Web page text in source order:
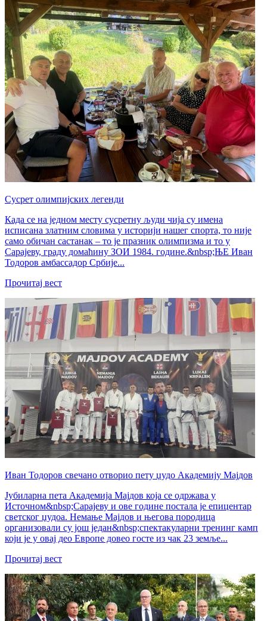
Сусрет олимпијских легенди
Када се на једном месту сусретну људи чија су имена
исписана златним словима у историји нашег спорта, то није
само обичан састанак – то је празник олимпизма и то у
Сарајеву, граду домаћину ЗОИ 1984. године.&nbsp;ЊЕ Иван
Тодоров амбассадор Србије...
Прочитај вест
Иван Тодоров свечано отворио пету џудо Академију Мајдов
Јубиларна пета Академија Мајдов која се одржава у
Источном&nbsp;Сарајеву и ове године постала је епицентар
светског џудоа. Немање Мајдов и његова породица
организовали су још један&nbsp;спектакуларни тренинг камп
који је у овај део Европе довео госте из чак 23 земље...
Прочитај вест